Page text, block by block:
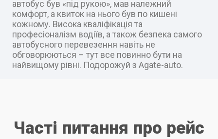
автобус був «під рукою», мав належний
комфорт, а квиток на нього був по кишені
кожному. Висока кваліфікація та
професіоналізм водіїв, а також безпека самого
автобусного перевезення навіть не
обговорюються – тут все повинно бути на
найвищому рівні. Подорожуй з Agate-auto.
Часті питання про рейс